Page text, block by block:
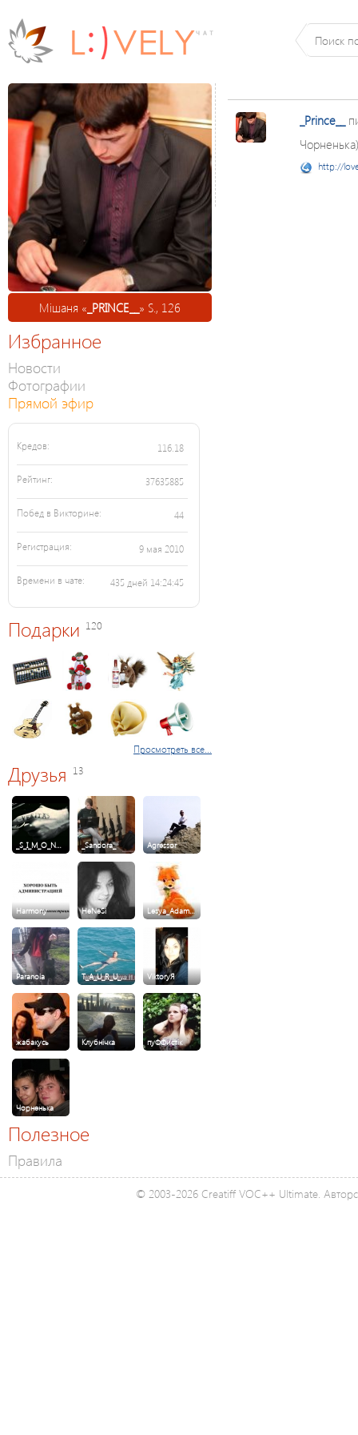
Мішаня « _PRINCE__ » S., 126
Избранное
Новости
Фотографии
Прямой эфир
Кредов: 116.18
Рейтинг: 37635885
Побед в Викторине: 44
Регистрация: 9 мая 2010
Времени в чате: 435 дней 14:24:45
Подарки 120
Просмотреть все...
Друзья 13
_S_I_M_O_N… _Sandora_ Agressor
Harmony HeNeSi Lesya_Adam…
Paranoia T_A_U_R_U_… ViktoryЯ
жабакусь Клубнічка пуФФистік
Чорненька
Полезное
Правила
_Prince__
http://
© 2003-2026 Creatiff VOC++ Ultimate.